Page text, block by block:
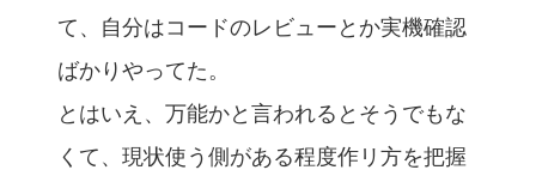
て、自分はコードのレビューとか実機確認
ばかりやってた。
とはいえ、万能かと言われるとそうでもな
くて、現状使う側がある程度作リ方を把握